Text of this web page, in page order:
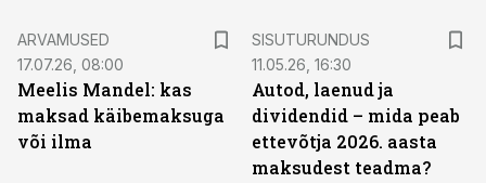
ARVAMUSED
17.07.26, 08:00
Meelis Mandel: kas
maksad käibemaksuga
või ilma
SISUTURUNDUS
11.05.26, 16:30
Autod, laenud ja
dividendid – mida peab
ettevõtja 2026. aasta
maksudest teadma?